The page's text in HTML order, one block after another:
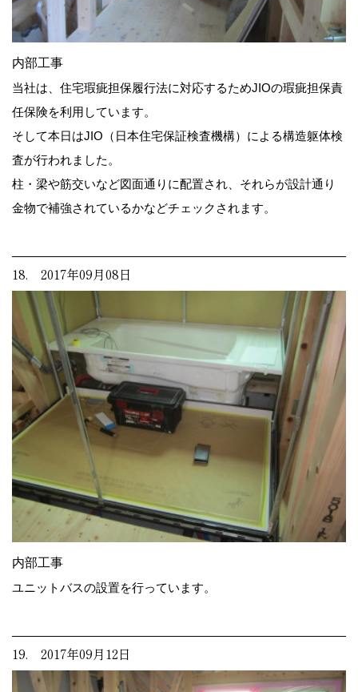
内部工事
当社は、住宅瑕疵担保履行法に対応するためJIOの瑕疵担保責
任保険を利用しています。
そして本日はJIO（日本住宅保証検査機構）による構造躯体検
査が行われました。
柱・梁や筋交いなど図面通りに配置され、それらが設計通り
金物で補強されているかなどチェックされます。
18. 2017年09月08日
内部工事
ユニットバスの設置を行っています。
19. 2017年09月12日